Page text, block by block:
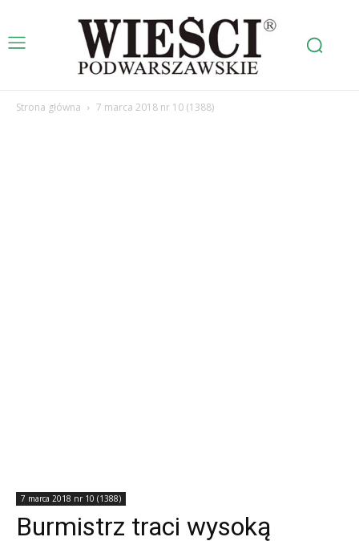
Strona główna 7 marca 2018 nr 10 (1388)
7 marca 2018 nr 10 (1388)
Burmistrz traci wysoką